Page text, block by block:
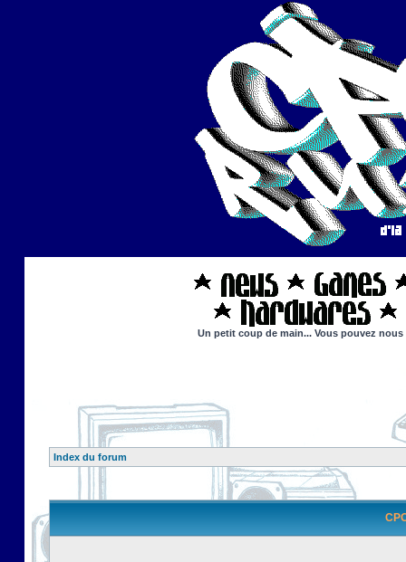
Un petit coup de main... Vous pouvez
Index du forum